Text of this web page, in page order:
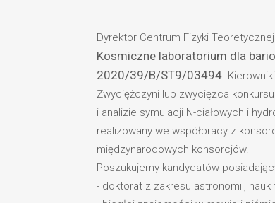
Dyrektor Centrum Fizyki
Kosmiczne laboratorium dla
2020/39/B/ST9/03494.
Zwyciężczyni lub zwycięzca
i analizie symulacji N-ciałowych i
realizowany we współpracy z
międzynarodowych konsorcjów.
Poszukujemy kandydatów
- doktorat z zakresu astronomii,